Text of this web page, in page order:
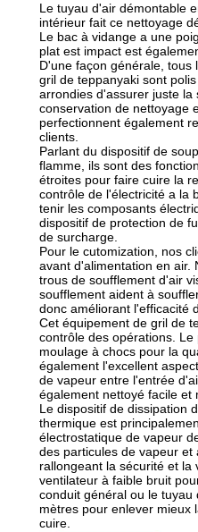
Le tuyau d'air démontable
intérieur fait ce nettoyage
Le bac à vidange a une
plat est impact est
D'une façon générale, tous
gril de teppanyaki sont
arrondies d'assurer juste la
conservation de nettoyage
perfectionnent également
clients.
Parlant du dispositif de
flamme, ils sont des
étroites pour faire cuire la
contrôle de l'électricité a la
tenir les composants
dispositif de protection de
de surcharge.
Pour le cutomization, nos
avant d'alimentation en air.
trous de soufflement d'air
soufflement aident à
donc améliorant l'efficacité
Cet équipement de gril de
contrôle des opérations.
moulage à chocs pour la
également l'excellent
de vapeur entre l'entrée
également nettoyé facile et
Le dispositif de dissipation
thermique est
électrostatique de vapeur
des particules de vapeur
rallongeant la sécurité et la
ventilateur à faible bruit
conduit général ou le tuyau
mètres pour enlever mieux
cuire.